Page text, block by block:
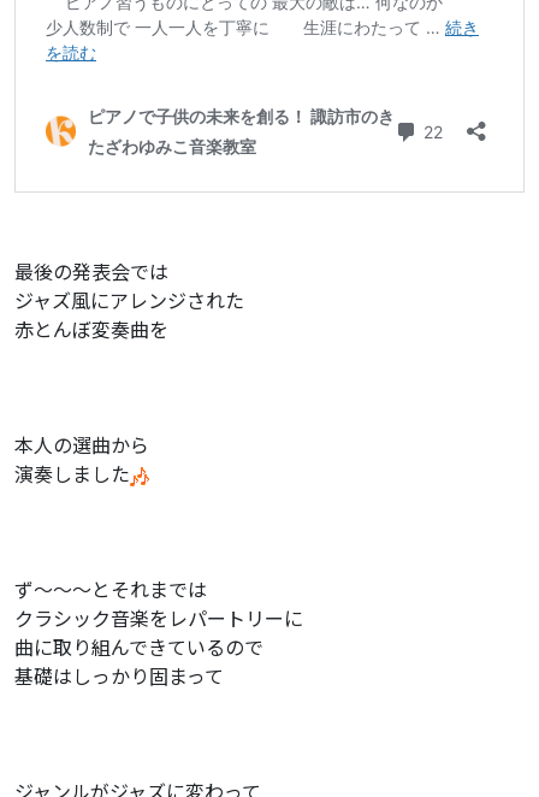
最後の発表会では
ジャズ風にアレンジされた
赤とんぼ変奏曲を
本人の選曲から
演奏しました
ず〜〜〜とそれまでは
クラシック音楽をレパートリーに
曲に取り組んできているので
基礎はしっかり固まって